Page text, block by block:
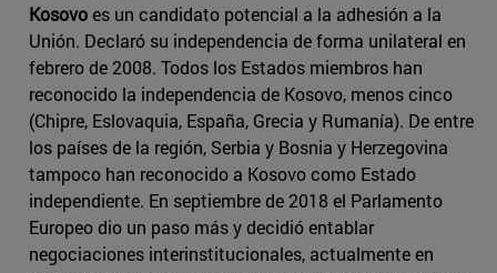
Kosovoes un candidato potencial a la adhesión a la
Unión. Declaró su independencia de forma unilateral en
febrero de 2008. Todos los Estados miembros han
reconocido la independencia de Kosovo, menos cinco
(Chipre, Eslovaquia, España, Grecia y Rumanía). De entre
los países de la región, Serbia y Bosnia y Herzegovina
tampoco han reconocido a Kosovo como Estado
independiente. En septiembre de 2018 el Parlamento
Europeo dio un paso más y decidió entablar
negociaciones interinstitucionales, actualmente en